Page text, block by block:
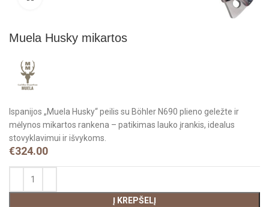
Muela Husky mikartos
Ispanijos „Muela Husky“ peilis su Böhler N690 plieno geležte ir
mėlynos mikartos rankena – patikimas lauko įrankis, idealus
stovyklavimui ir išvykoms.
€324.00
Į KREPŠELĮ